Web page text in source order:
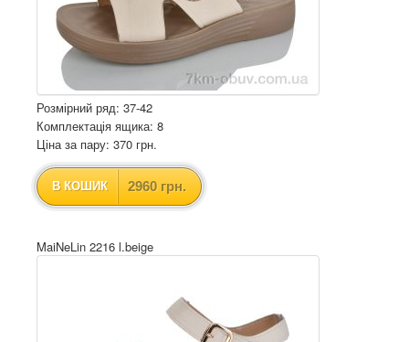
Розмірний ряд: 37-42
Комплектація ящика: 8
Ціна за пару: 370 грн.
В КОШИК 2960 грн.
MaiNeLin 2216 l.beige